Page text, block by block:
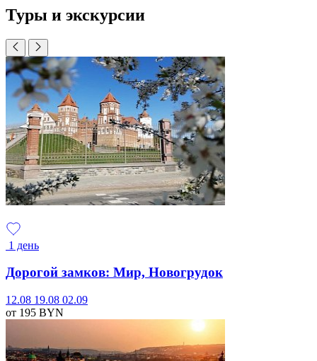
Туры и экскурсии
1 день
Дорогой замков: Мир, Новогрудок
12.08 19.08 02.09
от 195 BYN